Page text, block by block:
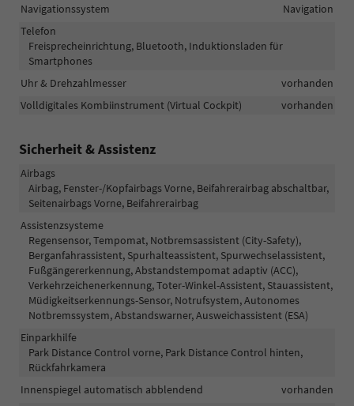
Navigationssystem
Navigation
Telefon
Freisprecheinrichtung, Bluetooth, Induktionsladen für
Smartphones
Uhr & Drehzahlmesser
vorhanden
Volldigitales Kombiinstrument (Virtual Cockpit)
vorhanden
Sicherheit & Assistenz
Airbags
Airbag, Fenster-/Kopfairbags Vorne, Beifahrerairbag abschaltbar,
Seitenairbags Vorne, Beifahrerairbag
Assistenzsysteme
Regensensor, Tempomat, Notbremsassistent (City-Safety),
Berganfahrassistent, Spurhalteassistent, Spurwechselassistent,
Fußgängererkennung, Abstandstempomat adaptiv (ACC),
Verkehrzeichenerkennung, Toter-Winkel-Assistent, Stauassistent,
Müdigkeitserkennungs-Sensor, Notrufsystem, Autonomes
Notbremssystem, Abstandswarner, Ausweichassistent (ESA)
Einparkhilfe
Park Distance Control vorne, Park Distance Control hinten,
Rückfahrkamera
Innenspiegel automatisch abblendend
vorhanden